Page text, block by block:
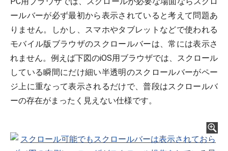
ールバーが必ず最初から表示されていると考えて問題あ
りません。しかし、スマホやタブレットなどで使われる
モバイル版ブラウザのスクロールバーは、常には表示さ
れません。例えば下図のiOS用ブラウザでは、スクロール
している瞬間にだけ細い半透明のスクロールバーがペー
ジ上に重なって表示されるだけで、普段はスクロールバ
ーの存在がまったく見えない仕様です。